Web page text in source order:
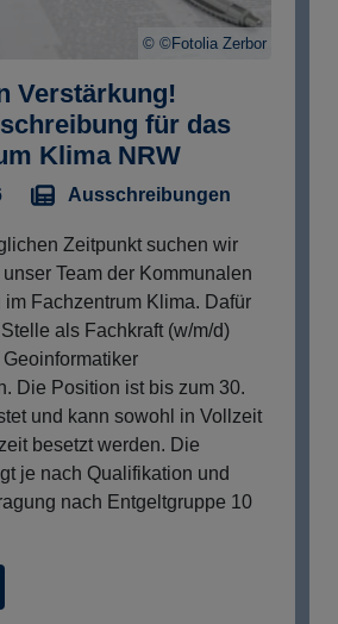
©Fotolia Zerbor
Verstärkung!
für das
Klima NRW
Ausschreibungen
Zeitpunkt suchen wir
Team der Kommunalen
Fachzentrum Klima. Dafür
als Fachkraft (w/m/d)
Die Position ist bis zum 30.
und kann sowohl in Vollzeit
besetzt werden. Die
je nach Qualifikation und
nach Entgeltgruppe 10